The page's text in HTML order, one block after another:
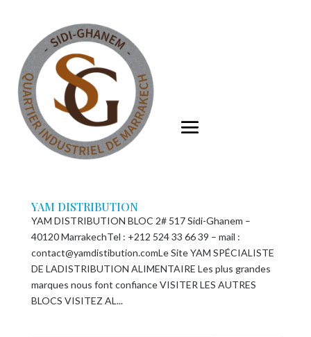
YAM DISTRIBUTION
YAM DISTRIBUTION BLOC 2# 517 Sidi-Ghanem –
40120 MarrakechTel : +212 524 33 66 39 – mail :
contact@yamdistibution.comLe Site YAM SPÉCIALISTE
DE LADISTRIBUTION ALIMENTAIRE Les plus grandes
marques nous font confiance VISITER LES AUTRES
BLOCS VISITEZ AL...